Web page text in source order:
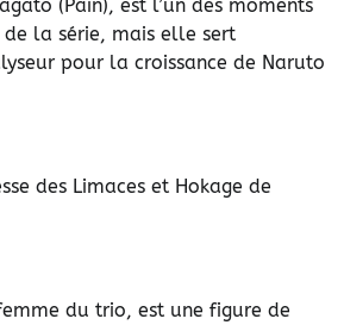
(Pain), est l’un des moments
la série, mais elle sert
pour la croissance de Naruto
des Limaces et Hokage de
du trio, est une figure de